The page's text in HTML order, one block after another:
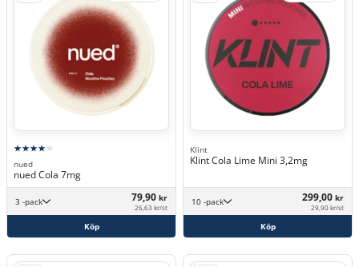
nued
nued Cola 7mg
3 -pack 79,90 kr
26,63 kr/st
Köp
Klint
Klint Cola Lime Mini 3,2mg
10 -pack 299,00 kr
29,90 kr/st
Köp